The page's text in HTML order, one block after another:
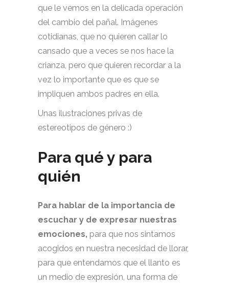
que le vemos en la delicada operación
del cambio del pañal. Imágenes
cotidianas, que no quieren callar lo
cansado que a veces se nos hace la
crianza, pero que quieren recordar a la
vez lo importante que es que se
impliquen ambos padres en ella.
Unas ilustraciones privas de
estereotipos de género :)
Para qué y para
quién
Para hablar de la importancia de
escuchar y de expresar nuestras
emociones, para que nos sintamos
acogidos en nuestra necesidad de llorar,
para que entendamos que el llanto es
un medio de expresión, una forma de